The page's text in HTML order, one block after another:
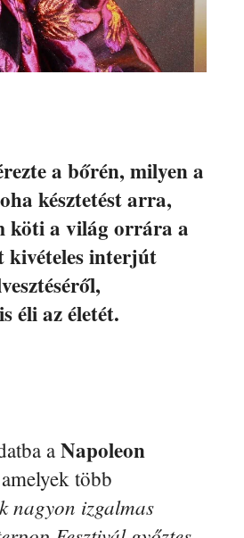
a bőrén, milyen a
késztetést arra,
köti a világ orrára a
kivételes interjút
éli az életét.
a Napoleon
több
nagyon izgalmas